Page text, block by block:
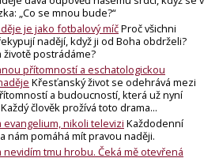
„Co se mnou bude?“
je jako fotbalový míčProč všichni
nadějí, když ji od Boha obdrželi?
životě postrádáme?
přítomností a eschatologickou
Křesťanský život se odehrává mezi
a budoucností, která už nyní
člověk prožívá toto drama...
evangelium, nikoli televizi Každodenní
nám pomáhá mít pravou naději.
nevidím tmu hrobu. Čeká mě otevřená